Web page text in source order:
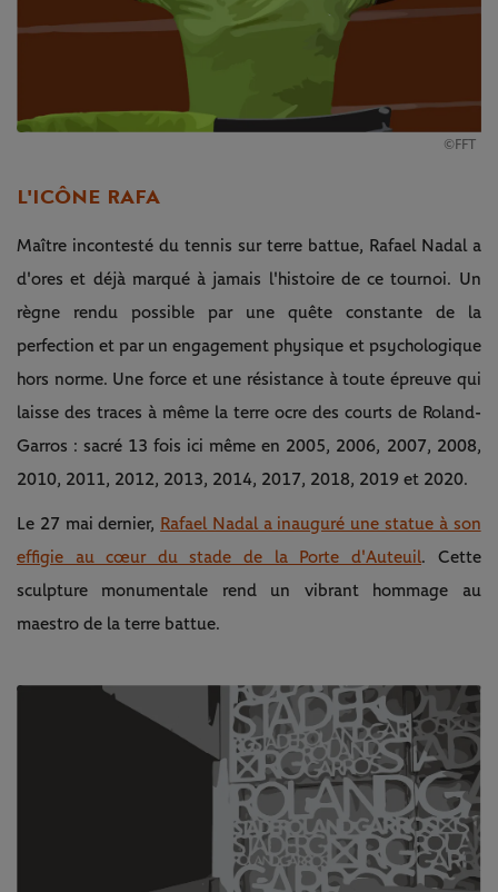
©FFT
L'ICÔNE RAFA
Maître incontesté du tennis sur terre battue, Rafael Nadal a
d'ores et déjà marqué à jamais l'histoire de ce tournoi. Un
règne rendu possible par une quête constante de la
perfection et par un engagement physique et psychologique
hors norme. Une force et une résistance à toute épreuve qui
laisse des traces à même la terre ocre des courts de Roland-
Garros : sacré 13 fois ici même en 2005, 2006, 2007, 2008,
2010, 2011, 2012, 2013, 2014, 2017, 2018, 2019 et 2020.
Le 27 mai dernier, Rafael Nadal a inauguré une statue à son
effigie au cœur du stade de la Porte d'Auteuil. Cette
sculpture monumentale rend un vibrant hommage au
maestro de la terre battue.